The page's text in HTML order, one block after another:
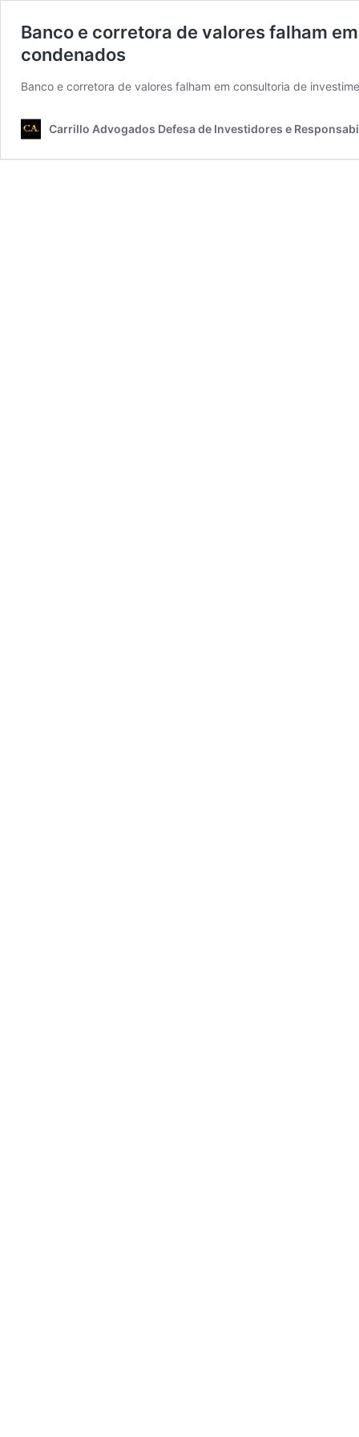
Banco e corretora de valores falham
condenados
Banco e corretora de valores falham em consultoria de
Carrillo Advogados Defesa de Investidores e